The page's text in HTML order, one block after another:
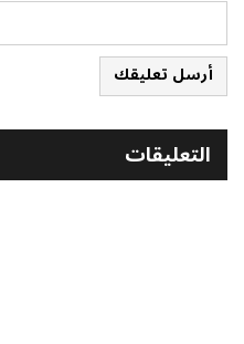
أرسل تعليقك
التعليقات